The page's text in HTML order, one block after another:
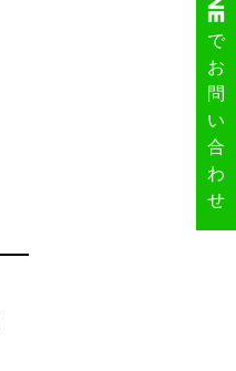
で
お
問
い
合
わ
せ